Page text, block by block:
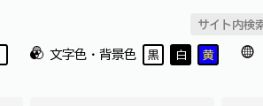
文字色・背景色 黒 白 黄